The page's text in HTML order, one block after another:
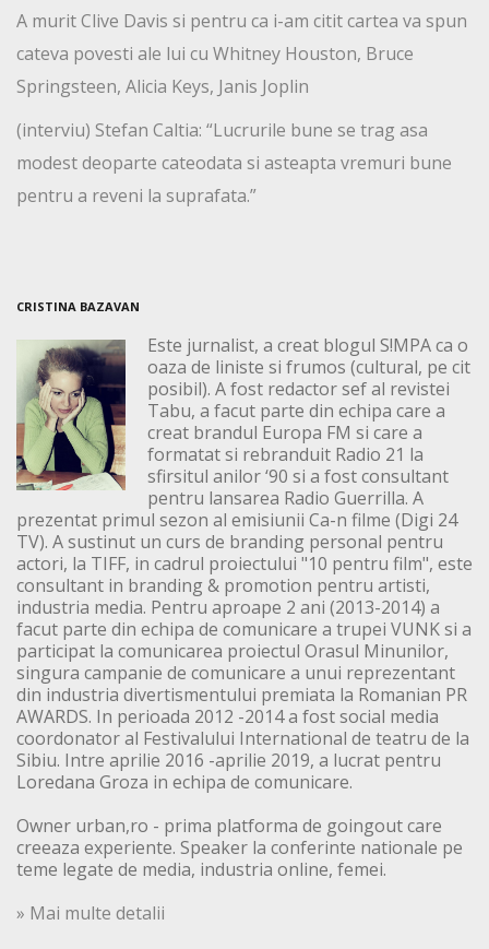
A murit Clive Davis si pentru ca i-am citit cartea va spun
cateva povesti ale lui cu Whitney Houston, Bruce
Springsteen, Alicia Keys, Janis Joplin
(interviu) Stefan Caltia: “Lucrurile bune se trag asa
modest deoparte cateodata si asteapta vremuri bune
pentru a reveni la suprafata.”
CRISTINA BAZAVAN
Este jurnalist, a creat blogul S!MPA ca o
oaza de liniste si frumos (cultural, pe cit
posibil). A fost redactor sef al revistei
Tabu, a facut parte din echipa care a
creat brandul Europa FM si care a
formatat si rebranduit Radio 21 la
sfirsitul anilor ‘90 si a fost consultant
pentru lansarea Radio Guerrilla. A
prezentat primul sezon al emisiunii Ca-n filme (Digi 24
TV). A sustinut un curs de branding personal pentru
actori, la TIFF, in cadrul proiectului "10 pentru film", este
consultant in branding & promotion pentru artisti,
industria media. Pentru aproape 2 ani (2013-2014) a
facut parte din echipa de comunicare a trupei VUNK si a
participat la comunicarea proiectul Orasul Minunilor,
singura campanie de comunicare a unui reprezentant
din industria divertismentului premiata la Romanian PR
AWARDS. In perioada 2012 -2014 a fost social media
coordonator al Festivalului International de teatru de la
Sibiu. Intre aprilie 2016 -aprilie 2019, a lucrat pentru
Loredana Groza in echipa de comunicare.
Owner urban,ro - prima platforma de goingout care
creeaza experiente. Speaker la conferinte nationale pe
teme legate de media, industria online, femei.
» Mai multe detalii